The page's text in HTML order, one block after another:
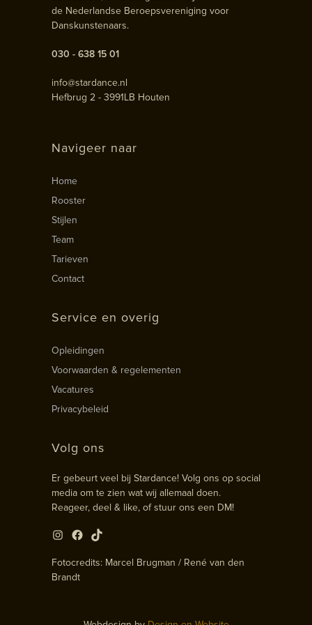
de Nederlandse Beroepsvereniging voor
Danskunstenaars.
030 - 638 15 01
info@stardance.nl
Hefbrug 2 - 3991LB Houten
Navigeer naar
Home
Rooster
Stijlen
Team
Tarieven
Contact
Service en overig
Opleidingen
Voorwaarden & regelementen
Vacatures
Privacybeleid
Volg ons
Er gebeurt veel bij Stardance! Volg ons op social
media om te zien wat wij allemaal doen.
Reageer, deel & like, of stuur ons een DM!
Instagram
Facebook
TikTok
Fotocredits: Marcel Brugman / René van den
Brandt